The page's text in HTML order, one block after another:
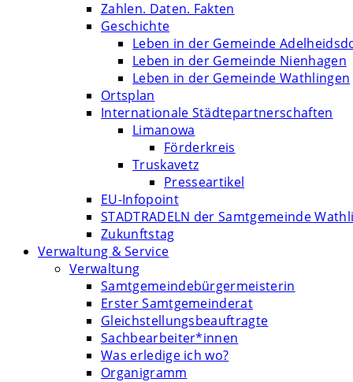
Zahlen. Daten. Fakten
Geschichte
Leben in der Gemeinde
Leben in der Gemeinde Nienhagen
Leben in der Gemeinde Wathlingen
Ortsplan
Internationale Städtepartnerschaften
Limanowa
Förderkreis
Truskavetz
Presseartikel
EU-Infopoint
STADTRADELN der Samtgemeinde
Zukunftstag
Verwaltung & Service
Verwaltung
Samtgemeindebürgermeisterin
Erster Samtgemeinderat
Gleichstellungsbeauftragte
Sachbearbeiter*innen
Was erledige ich wo?
Organigramm